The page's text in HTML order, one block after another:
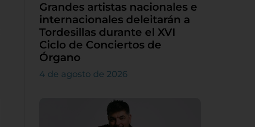
Grandes artistas nacionales e
internacionales deleitarán a
Tordesillas durante el XVI
Ciclo de Conciertos de
Órgano
4 de agosto de 2026